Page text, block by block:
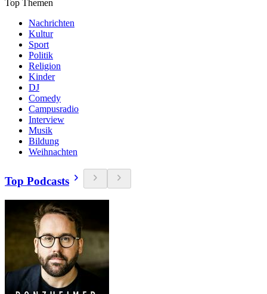
Top Themen
Nachrichten
Kultur
Sport
Politik
Religion
Kinder
DJ
Comedy
Campusradio
Interview
Musik
Bildung
Weihnachten
Top Podcasts